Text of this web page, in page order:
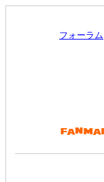
フォーラム